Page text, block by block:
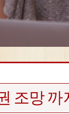
조망 까